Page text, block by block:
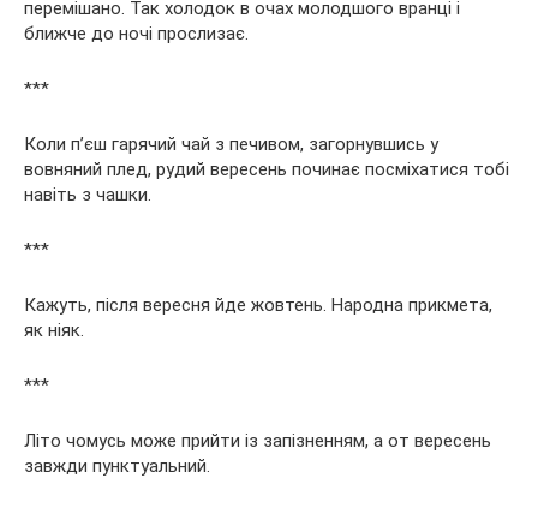
перемішано. Так холодок в очах молодшого вранці і
ближче до ночі прослизає.
***
Коли п’єш гарячий чай з печивом, загорнувшись у
вовняний плед, рудий вересень починає посміхатися тобі
навіть з чашки.
***
Кажуть, після вересня йде жовтень. Народна прикмета,
як ніяк.
***
Літо чомусь може прийти із запізненням, а от вересень
завжди пунктуальний.